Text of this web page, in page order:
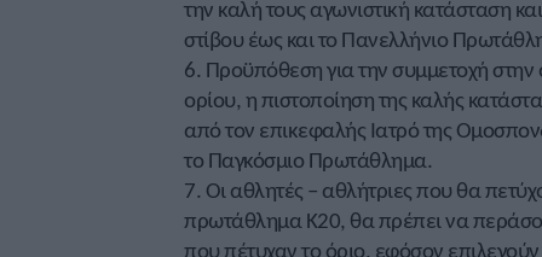
την καλή τους αγωνιστική κατάσταση
στίβου έως και το Πανελλήνιο
6. Προϋπόθεση για την συμμετοχή
ορίου, η πιστοποίηση της καλής
από τον επικεφαλής Ιατρό της
το Παγκόσμιο Πρωτάθλημα.
7. Οι αθλητές – αθλήτριες που θα
πρωτάθλημα Κ20, θα πρέπει να
που πέτυχαν το όριο, εφόσον